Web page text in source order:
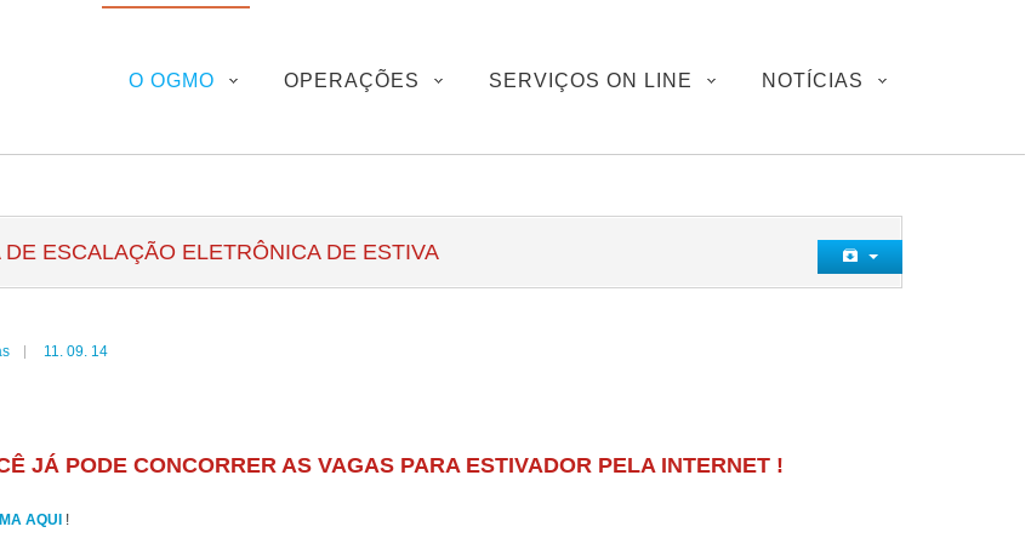
O OGMO OPERAÇÕES SERVIÇOS ON LINE NOTÍCIAS
DE ESCALAÇÃO ELETRÔNICA DE ESTIVA
11. 09. 14
JÁ PODE CONCORRER AS VAGAS PARA ESTIVADOR PELA INTERNET !
AQUI !